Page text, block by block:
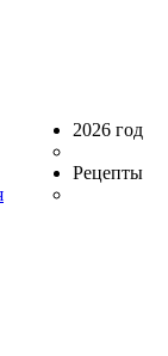
2026 год
Рецепты